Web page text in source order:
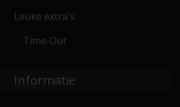
Leuke extra's
Time-Out
Informatie